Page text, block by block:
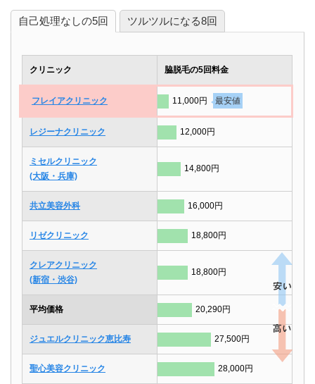
自己処理なしの5回 ツルツルになる8回
クリニック 脇脱毛の5回料金
フレイアクリニック 11,000円 最安値
レジーナクリニック 12,000円
ミセルクリニック
(大阪・兵庫)
14,800円
共立美容外科 16,000円
リゼクリニック 18,800円
クレアクリニック
(新宿・渋谷)
18,800円
平均価格 20,290円
ジュエルクリニック恵比寿 27,500円
聖心美容クリニック 28,000円